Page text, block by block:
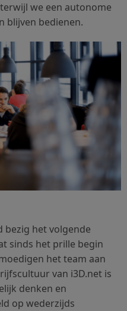
we een autonome
blijven bedienen.
bezig het volgende
sinds het prille begin
het team aan
van i3D.net is
denken en
op wederzijds